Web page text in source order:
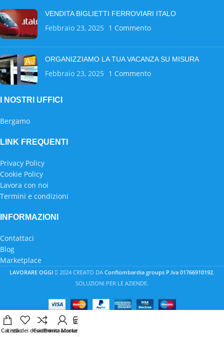
VENDITA BIGLIETTI FERROVIARI ITALO
Febbraio 23, 2025 1 Commento
ORGANIZZIAMO LA TUA VACANZA SU MISURA
Febbraio 23, 2025 1 Commento
I NOSTRI UFFICI
Bergamo
LINK FREQUENTI
Privacy Policy
Cookie Policy
Lavora con noi
Termini e condizioni
INFORMAZIONI
Contattaci
Blog
Marketplace
LAVORARE OGGI 2024 CREATO DA Conflombardia groups P.Iva 01766910192.
SOLUZIONI PER LE AZIENDE.
Carrello
Lista dei desideri
Confronta
Il mio account
Marketplace